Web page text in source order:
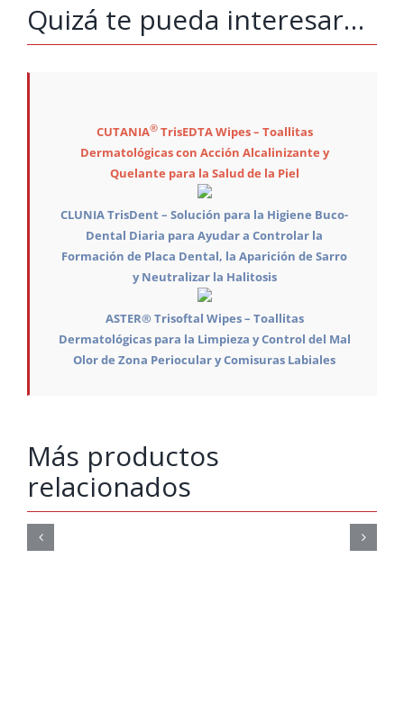
Quizá te pueda interesar…
CUTANIA®TrisEDTA Wipes – Toallitas
Dermatológicas con Acción Alcalinizante y
Quelante para la Salud de la Piel
CLUNIA TrisDent – Solución para la Higiene Buco-
Dental Diaria para Ayudar a Controlar la
Formación de Placa Dental, la Aparición de Sarro
y Neutralizar la Halitosis
ASTER® Trisoftal Wipes – Toallitas
Dermatológicas para la Limpieza y Control del Mal
Olor de Zona Periocular y Comisuras Labiales
Más productos
relacionados